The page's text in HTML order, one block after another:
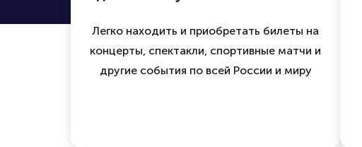
Легко находить и приобретать билеты на
концерты, спектакли, спортивные матчи и
другие события по всей России и миру